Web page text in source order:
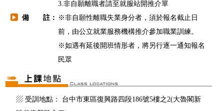
3.非自願離職者請至就服站開推介單
▶ 備 註： ※非自願性離職失業身分者，須於報名截止日
前，由公立就業服務機構推介參加職業訓練。
※如遇有延後開班情形者，將另行逐一通知報名
民眾
▨ 受訓地點： 台中市東區復興路四段186號5樓之2(大魯閣新